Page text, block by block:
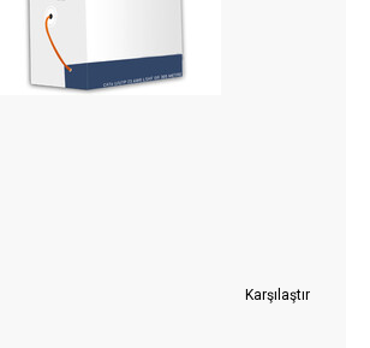
Karşılaştır